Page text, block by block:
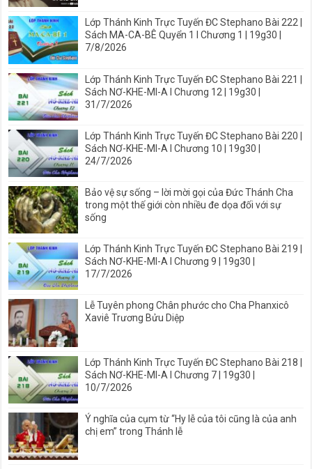
Lớp Thánh Kinh Trực Tuyến ĐC Stephano Bài 222 |
Sách MA-CA-BÊ Quyển 1 I Chương 1 | 19g30 |
7/8/2026
Lớp Thánh Kinh Trực Tuyến ĐC Stephano Bài 221 |
Sách NƠ-KHE-MI-A I Chương 12 | 19g30 |
31/7/2026
Lớp Thánh Kinh Trực Tuyến ĐC Stephano Bài 220 |
Sách NƠ-KHE-MI-A I Chương 10 | 19g30 |
24/7/2026
Bảo vệ sự sống – lời mời gọi của Đức Thánh Cha
trong một thế giới còn nhiều đe dọa đối với sự
sống
Lớp Thánh Kinh Trực Tuyến ĐC Stephano Bài 219 |
Sách NƠ-KHE-MI-A I Chương 9 | 19g30 |
17/7/2026
Lễ Tuyên phong Chân phước cho Cha Phanxicô
Xaviê Trương Bửu Diệp
Lớp Thánh Kinh Trực Tuyến ĐC Stephano Bài 218 |
Sách NƠ-KHE-MI-A I Chương 7 | 19g30 |
10/7/2026
Ý nghĩa của cụm từ “Hy lễ của tôi cũng là của anh
chị em” trong Thánh lễ